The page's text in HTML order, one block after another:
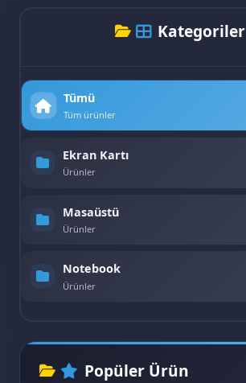
Kategoriler
Tümü
Tüm ürünler
Ekran Kartı
Ürünler
Masaüstü
Ürünler
Notebook
Ürünler
Popüler Ürün